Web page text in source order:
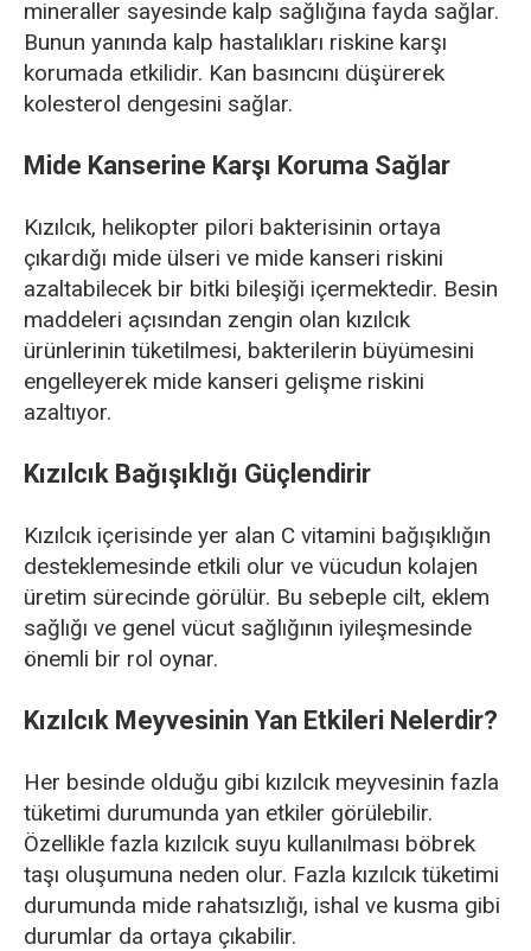
mineraller sayesinde kalp sağlığına fayda sağlar.
Bunun yanında kalp hastalıkları riskine karşı
korumada etkilidir. Kan basıncını düşürerek
kolesterol dengesini sağlar.
Mide Kanserine Karşı Koruma Sağlar
Kızılcık, helikopter pilori bakterisinin ortaya
çıkardığı mide ülseri ve mide kanseri riskini
azaltabilecek bir bitki bileşiği içermektedir. Besin
maddeleri açısından zengin olan kızılcık
ürünlerinin tüketilmesi, bakterilerin büyümesini
engelleyerek mide kanseri gelişme riskini
azaltıyor.
Kızılcık Bağışıklığı Güçlendirir
Kızılcık içerisinde yer alan C vitamini bağışıklığın
desteklemesinde etkili olur ve vücudun kolajen
üretim sürecinde görülür. Bu sebeple cilt, eklem
sağlığı ve genel vücut sağlığının iyileşmesinde
önemli bir rol oynar.
Kızılcık Meyvesinin Yan Etkileri Nelerdir?
Her besinde olduğu gibi kızılcık meyvesinin fazla
tüketimi durumunda yan etkiler görülebilir.
Özellikle fazla kızılcık suyu kullanılması böbrek
taşı oluşumuna neden olur. Fazla kızılcık tüketimi
durumunda mide rahatsızlığı, ishal ve kusma gibi
durumlar da ortaya çıkabilir.